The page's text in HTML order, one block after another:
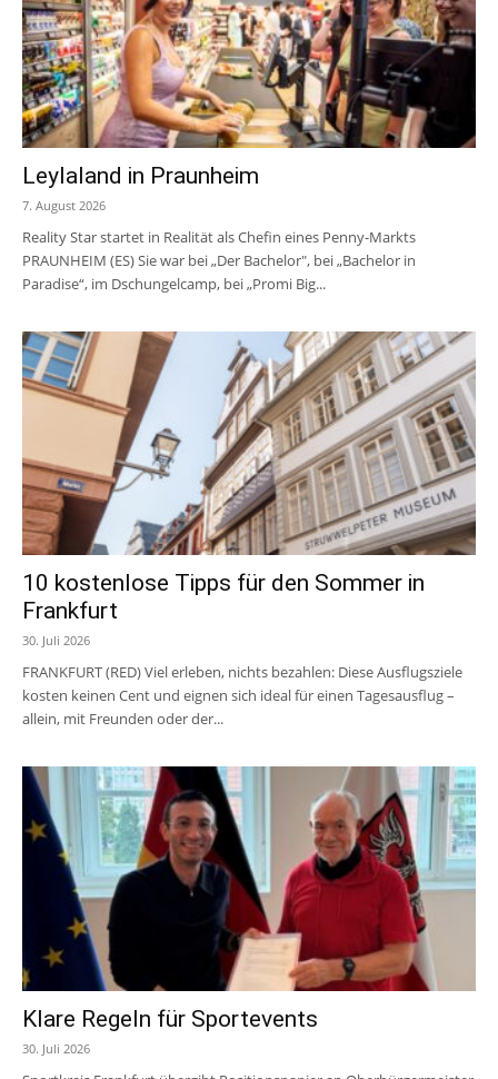
Leylaland in Praunheim
7. August 2026
Reality Star startet in Realität als Chefin eines Penny-Markts
PRAUNHEIM (ES) Sie war bei „Der Bachelor", bei „Bachelor in
Paradise“, im Dschungelcamp, bei „Promi Big...
10 kostenlose Tipps für den Sommer in
Frankfurt
30. Juli 2026
FRANKFURT (RED) Viel erleben, nichts bezahlen: Diese Ausflugsziele
kosten keinen Cent und eignen sich ideal für einen Tagesausflug –
allein, mit Freunden oder der...
Klare Regeln für Sportevents
30. Juli 2026